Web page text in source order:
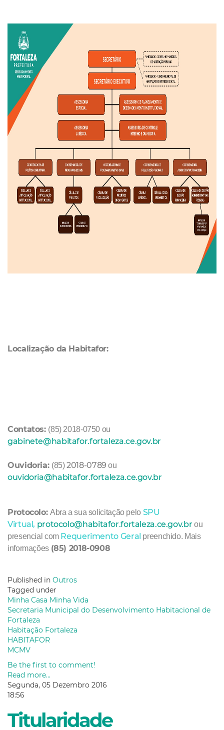
Localização da Habitafor:
Contatos: (85) 2018-0750 ou
gabinete@habitafor.fortaleza.ce.gov.br
Ouvidoria: (85)2018-0789 ou
ouvidoria@habitafor.fortaleza.ce.gov.br
Protocolo: Abra a sua solicitação pelo SPU
Virtual, protocolo@habitafor.fortaleza.ce.gov.br ou
presencial com Requerimento Geral preenchido. Mais
informações (85) 2018-0908
Published in Outros
Tagged under
Minha Casa Minha Vida
Secretaria Municipal do Desenvolvimento Habitacional de
Fortaleza
Habitação Fortaleza
HABITAFOR
MCMV
Be the first to comment!
Read more...
Segunda, 05 Dezembro 2016
18:56
Titularidade